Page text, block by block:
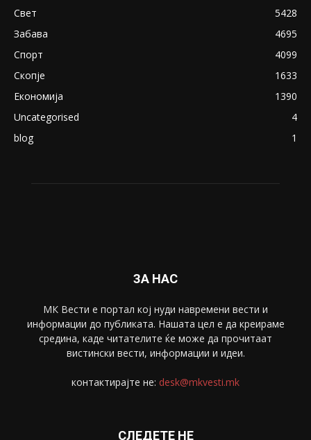
Свет
5428
Забава
4695
Спорт
4099
Скопје
1633
Економија
1390
Uncategorised
4
blog
1
ЗА НАС
МК Вести е портал коj нуди навремени вести и
информации до публиката. Нашата цел е да креираме
средина, каде читателите ќе може да прочитаат
вистински вести, информации и идеи.
контактирајте не: desk@mkvesti.mk
СЛЕДЕТЕ НЕ